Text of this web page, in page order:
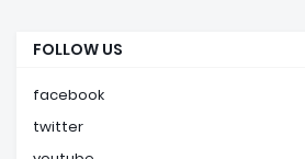
FOLLOW US
facebook
twitter